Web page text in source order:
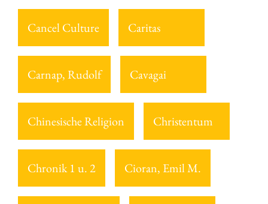
Cancel Culture Caritas
Carnap, Rudolf Cavagai
Chinesische Religion Christentum
Chronik 1 u. 2 Cioran, Emil M.